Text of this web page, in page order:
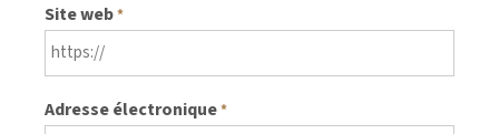
Site web*
Adresse électronique*